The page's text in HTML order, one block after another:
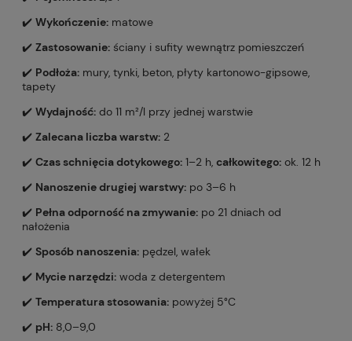
✔️ Wykończenie: matowe
✔️ Zastosowanie: ściany i sufity wewnątrz pomieszczeń
✔️ Podłoża: mury, tynki, beton, płyty kartonowo-gipsowe,
tapety
✔️ Wydajność: do 11 m²/l przy jednej warstwie
✔️ Zalecana liczba warstw: 2
✔️ Czas schnięcia dotykowego: 1–2 h, całkowitego: ok. 12 h
✔️ Nanoszenie drugiej warstwy: po 3–6 h
✔️ Pełna odporność na zmywanie: po 21 dniach od
nałożenia
✔️ Sposób nanoszenia: pędzel, wałek
✔️ Mycie narzędzi: woda z detergentem
✔️ Temperatura stosowania: powyżej 5°C
✔️ pH: 8,0–9,0